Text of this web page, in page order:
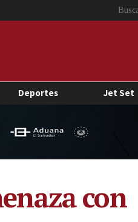
Deportes Jet Set
con